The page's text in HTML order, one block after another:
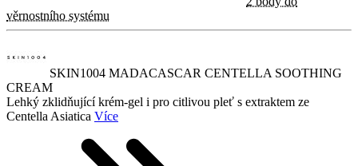
věrnostního systému
SKIN1004 MADACASCAR CENTELLA SOOTHING
CREAM
Lehký zklidňující krém-gel i pro citlivou pleť s extraktem ze
Centella Asiatica Více